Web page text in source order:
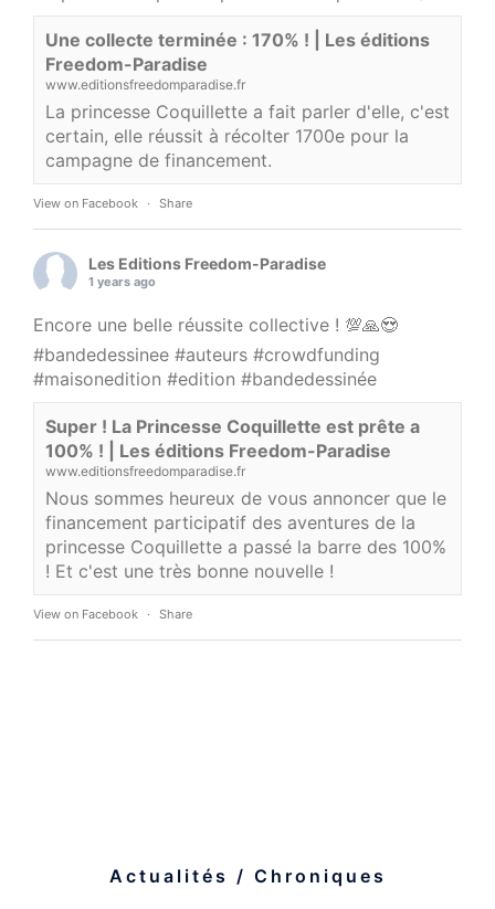
Une collecte terminée : 170% ! | Les éditions
Freedom-Paradise
www.editionsfreedomparadise.fr
La princesse Coquillette a fait parler d'elle, c'est
certain, elle réussit à récolter 1700e pour la
campagne de financement.
View on Facebook · Share
Les Editions Freedom-Paradise
1 years ago
Encore une belle réussite collective ! 💯🙏😍
#bandedessinee #auteurs #crowdfunding
#maisonedition #edition #bandedessinée
Super ! La Princesse Coquillette est prête a
100% ! | Les éditions Freedom-Paradise
www.editionsfreedomparadise.fr
Nous sommes heureux de vous annoncer que le
financement participatif des aventures de la
princesse Coquillette a passé la barre des 100%
! Et c'est une très bonne nouvelle !
View on Facebook · Share
Actualités / Chroniques